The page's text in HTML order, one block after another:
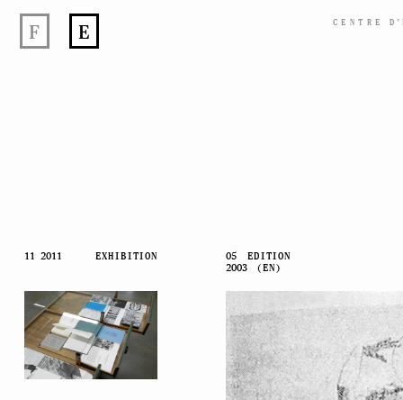
Skip
content
CENTRE D’
11 2011 EXHIBITION
05
2003
EDITION
(EN)
F E